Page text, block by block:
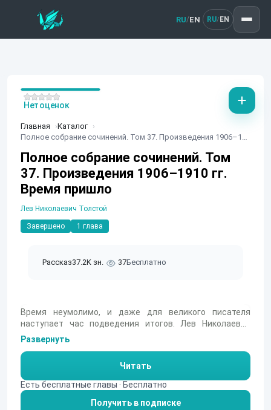
RU/EN RU/ EN
Главная
Каталог
Полное собрание сочинений. Том 37. Произведения 1906–1910 гг. Время пришло
Полное собрание сочинений. Том
37. Произведения 1906–1910 гг.
Время пришло
Лев Николаевич Толстой
Завершено 1 глава
Рассказ37.2K зн. 37Бесплатно
Нет оценок
Время неумолимо, и даже для великого писателя
наступает час подведения итогов. Лев Николаевич
Толстой, оглядываясь на свой жизненный и творческий
путь, сталкивается с неумолимым ощущением
приближающегося конца. В этом сборнике
публицистических и философских произведений 1908
года автор с предельной искренностью исследует
вопросы веры, нравственности и неизбежности смерти.
Читателю предстоит увидеть не классика с портрета, а
Развернуть
Читать
Есть бесплатные главы · Бесплатно
Получить в подписке